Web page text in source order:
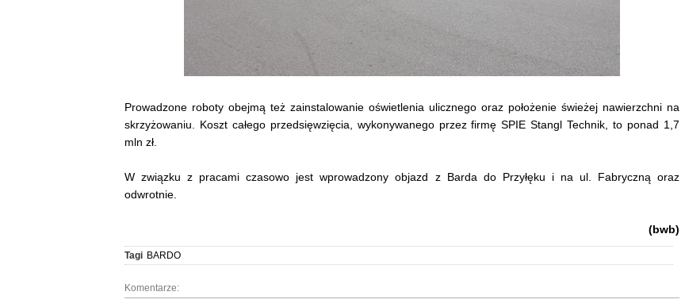
Prowadzone roboty obejmą też zainstalowanie oświetlenia ulicznego oraz położenie świeżej nawierzchni na
skrzyżowaniu. Koszt całego przedsięwzięcia, wykonywanego przez firmę SPIE Stangl Technik, to ponad 1,7
mln zł.
W związku z pracami czasowo jest wprowadzony objazd z Barda do Przyłęku i na ul. Fabryczną oraz
odwrotnie.
(bwb)
Tagi BARDO
Komentarze: